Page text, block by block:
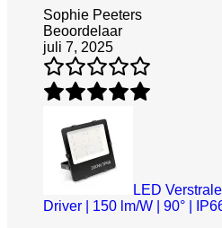
Sophie Peeters
Beoordelaar
juli 7, 2025
LED
Driver | 150 lm/W | 90° |